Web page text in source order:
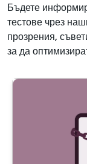
Бъдете
тестове чрез
прозрения,
за да